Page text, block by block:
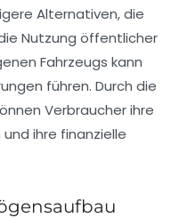
Alternativen, die
Nutzung öffentlicher
Fahrzeugs kann
führen. Durch die
Verbraucher ihre
ihre finanzielle